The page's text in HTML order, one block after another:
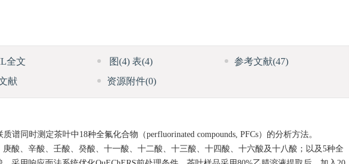
全文 图(4)表(4) 参考文献(47)
献 资源附件(0)
同时测定茶叶中18种全氟化合物（perfluorinated compounds, PFCs）的分析方法。
酸、辛酸、壬酸、癸酸、十一酸、十二酸、十三酸、十四酸、十六酸及十八酸；以及5种全